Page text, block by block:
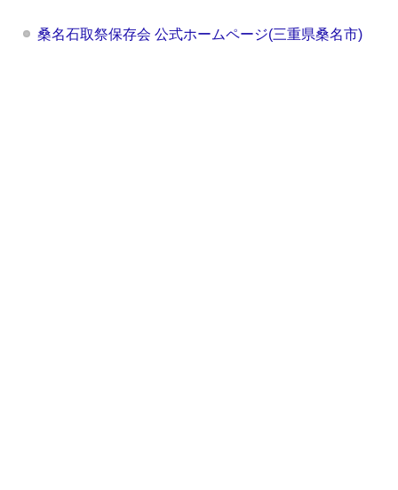
桑名石取祭保存会 公式ホームページ(三重県桑名市)